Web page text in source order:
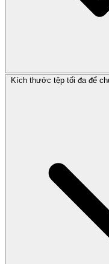
Kích thước tệp tối đa để